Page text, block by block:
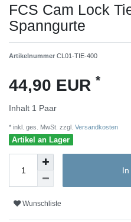
FCS Cam Lock
Spanngurte
Artikelnummer CL01-TIE-400
44,90 EUR *
Inhalt 1 Paar
* inkl. ges. MwSt. zzgl. Versandkosten
Artikel an Lager
Wunschliste